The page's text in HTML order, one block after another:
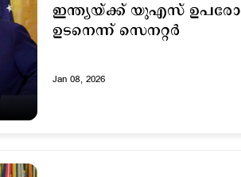
ഇന്ത്യയ്ക്ക് യുഎസ്
ഉടനെന്ന് സെനറ്റര്‍
Jan 08, 2026